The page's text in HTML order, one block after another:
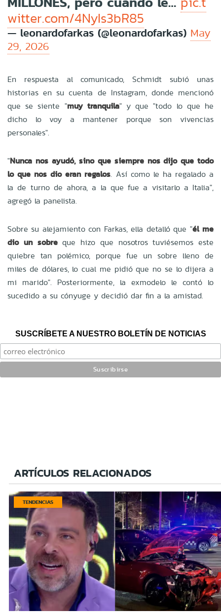
witter.com/4NyIs3bR85
— leonardofarkas (@leonardofarkas) May
29, 2026
En respuesta al comunicado, Schmidt subió unas
historias en su cuenta de Instagram, donde mencionó
que se siente "muy tranquila" y que "todo lo que he
dicho lo voy a mantener porque son vivencias
personales".
"Nunca nos ayudó, sino que siempre nos dijo que todo
lo que nos dio eran regalos. Así como le ha regalado a
la de turno de ahora, a la que fue a visitarlo a Italia",
agregó la panelista.
Sobre su alejamiento con Farkas, ella detalló que "él me
dio un sobreque hizo que nosotros tuviésemos este
quiebre tan polémico, porque fue un sobre lleno de
miles de dólares, lo cual me pidió que no se lo dijera a
mi marido". Posteriormente, la exmodelo le contó lo
sucedido a su cónyuge y decidió dar fin a la amistad.
SUSCRÍBETE A NUESTRO BOLETÍN DE NOTICIAS
ARTÍCULOS RELACIONADOS
TENDENCIAS